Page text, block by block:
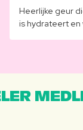
Heerlijke geur
is hydrateert en